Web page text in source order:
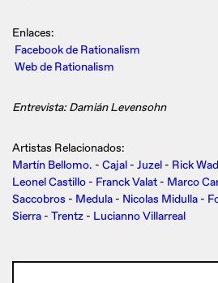
Enlaces:
Facebook de Rationalism
Web de Rationalism
Entrevista: Damián Levensohn
Artistas Relacionados:
Martín Bellomo. - Cajal - Juzel - Rick
Leonel Castillo - Franck Valat - Marco
Saccobros - Medula - Nicolas Midulla -
Sierra - Trentz - Lucianno Villarreal